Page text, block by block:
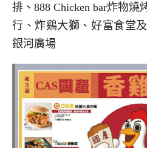
排、888 Chicken bar炸物
行、炸鷄大獅、好富食堂
銀河廣場